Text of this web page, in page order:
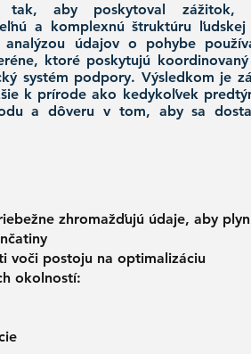
tak, aby poskytoval zážitok,
a komplexnú štruktúru ľudskej
údajov o pohybe
ktoré poskytujú
systém podpory. Výsledkom je
k prírode ako kedykoľvek
a dôveru v tom, aby sa
zhromažďujú údaje, aby
voči postoju na optimalizáciu
okolností: